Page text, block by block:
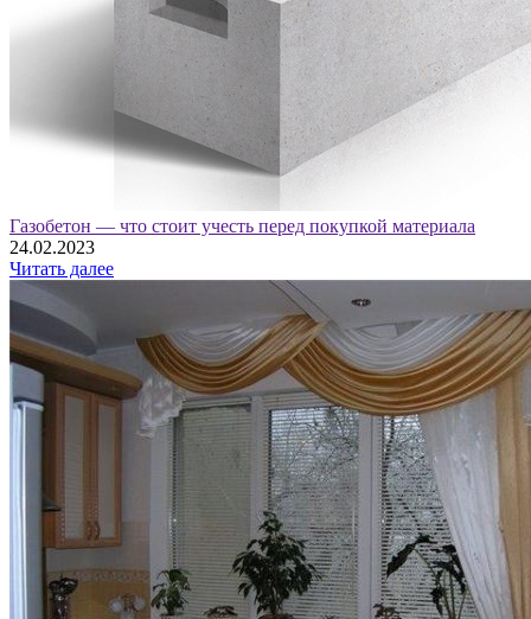
Газобетон — что стоит учесть перед покупкой материала
24.02.2023
Читать далее